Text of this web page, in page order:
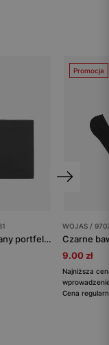
Czarny skórzany portfel męski poziomy
Promocja
WOJAS /
9.00 zł
Najniższa
Cena